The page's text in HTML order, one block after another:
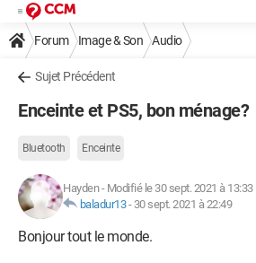
Forum Image & Son Audio
Sujet Précédent
Enceinte et PS5, bon ménage?
Bluetooth Enceinte
Hayden- Modifié le 30 sept. 2021 à 13:33
baladur13- 30 sept. 2021 à 22:49
Bonjour tout le monde.